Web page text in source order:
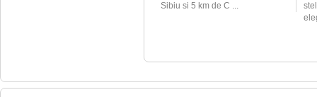
Sibiu si 5 km de C ...